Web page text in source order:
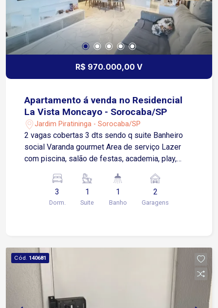
R$ 970.000,00 V
Apartamento á venda no Residencial
La Vista Moncayo - Sorocaba/SP
Jardim Piratininga - Sorocaba/SP
2 vagas cobertas 3 dts sendo q suite Banheiro
social Varanda gourmet Area de serviço Lazer
com piscina, salão de festas, academia, play,
3
Dorm.
1
Suite
1
Banho
2
Garagens
Cód. 140681